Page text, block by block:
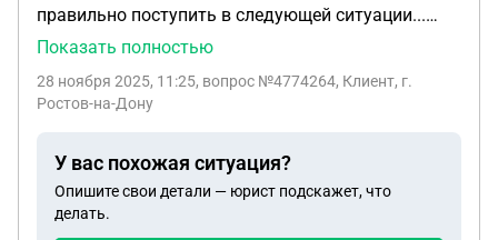
правильно поступить в следующей ситуации...
Между юр лицами был заключен договор
выполнил свои обязательства. Покупатель со
ТН). Претензий по качеству не поступило. Товар
был поставлен в постоплату. Срок оплаты
Покупателем нарушен. Поставщик имеет
Показать полностью
28 ноября 2025, 11:25, вопрос №4774264, Клиент, г.
Ростов-на-Дону
У вас похожая ситуация?
Опишите свои детали — юрист подскажет, что
делать.